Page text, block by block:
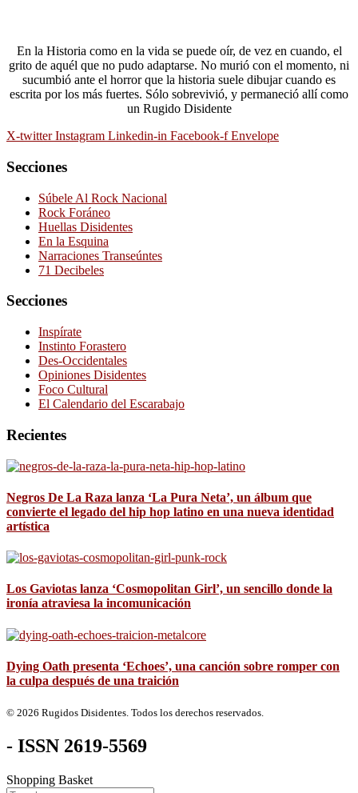
En la Historia como en la vida se puede oír, de vez en cuando, el
grito de aquél que no pudo adaptarse. No murió con el momento, ni
sucumbió ante el horror que la historia suele dibujar cuando es
escrita por los más fuertes. Sólo sobrevivió, y permaneció allí como
un Rugido Disidente
X-twitter Instagram Linkedin-in Facebook-f Envelope
Secciones
Súbele Al Rock Nacional
Rock Foráneo
Huellas Disidentes
En la Esquina
Narraciones Transeúntes
71 Decibeles
Secciones
Inspírate
Instinto Forastero
Des-Occidentales
Opiniones Disidentes
Foco Cultural
El Calendario del Escarabajo
Recientes
Negros De La Raza lanza ‘La Pura Neta’, un álbum que
convierte el legado del hip hop latino en una nueva identidad
artística
Los Gaviotas lanza ‘Cosmopolitan Girl’, un sencillo donde la
ironía atraviesa la incomunicación
Dying Oath presenta ‘Echoes’, una canción sobre romper con
la culpa después de una traición
© 2026 Rugidos Disidentes. Todos los derechos reservados.
- ISSN 2619-5569
Shopping Basket